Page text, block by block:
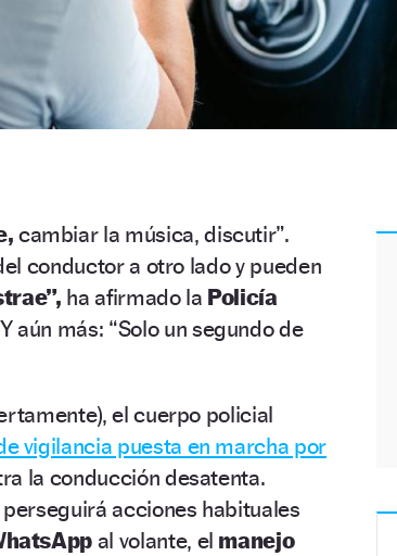
cambiar la música, discutir”.
conductor a otro lado y pueden
ha afirmado la Policía
aún más: “Solo un segundo de
el cuerpo policial
vigilancia puesta en marcha por
la conducción desatenta.
perseguirá acciones habituales
al volante, el manejo